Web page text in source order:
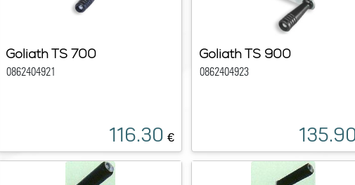
Goliath TS 700
0862404921
116.30 €
Goliath TS 900
0862404923